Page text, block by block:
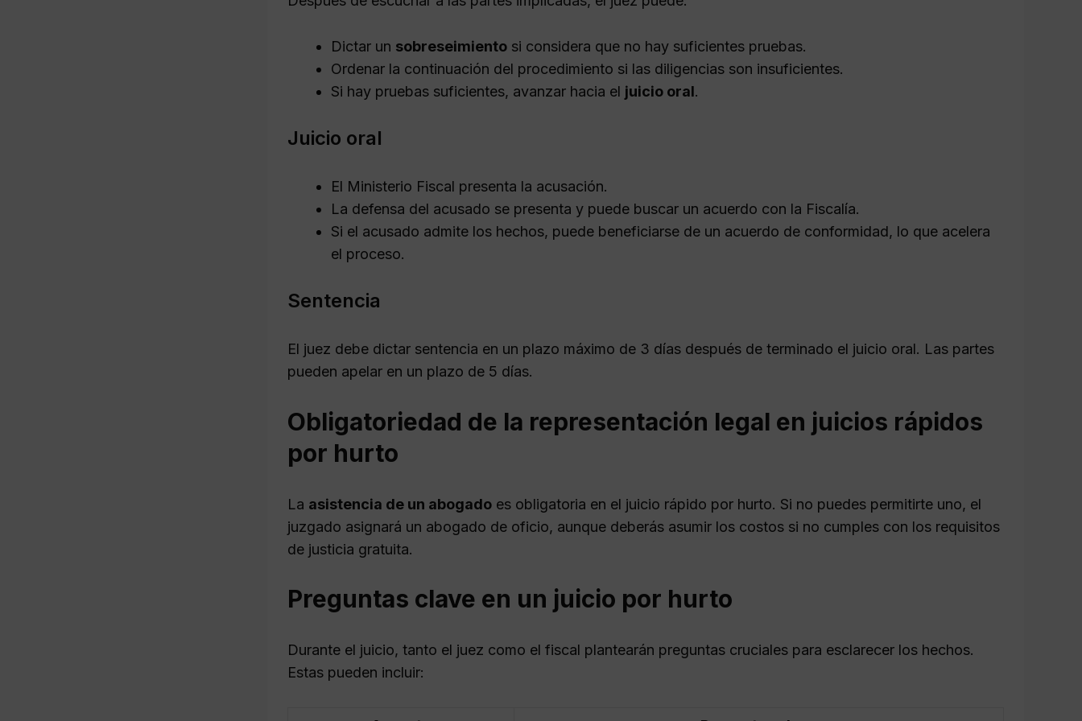
Dictar un sobreseimiento si considera que no hay suficientes pruebas.
Ordenar la continuación del procedimiento si las diligencias son insuficientes.
Si hay pruebas suficientes, avanzar hacia el juicio oral.
Juicio oral
El Ministerio Fiscal presenta la acusación.
La defensa del acusado se presenta y puede buscar un acuerdo con la Fiscalía.
Si el acusado admite los hechos, puede beneficiarse de un acuerdo de conformidad, lo que acelera
el proceso.
Sentencia
El juez debe dictar sentencia en un plazo máximo de 3 días después de terminado el juicio oral. Las partes
pueden apelar en un plazo de 5 días.
Obligatoriedad de la representación legal en juicios rápidos
por hurto
La asistencia de un abogado es obligatoria en el juicio rápido por hurto. Si no puedes permitirte uno, el
juzgado asignará un abogado de oficio, aunque deberás asumir los costos si no cumples con los requisitos
de justicia gratuita.
Preguntas clave en un juicio por hurto
Durante el juicio, tanto el juez como el fiscal plantearán preguntas cruciales para esclarecer los hechos.
Estas pueden incluir: